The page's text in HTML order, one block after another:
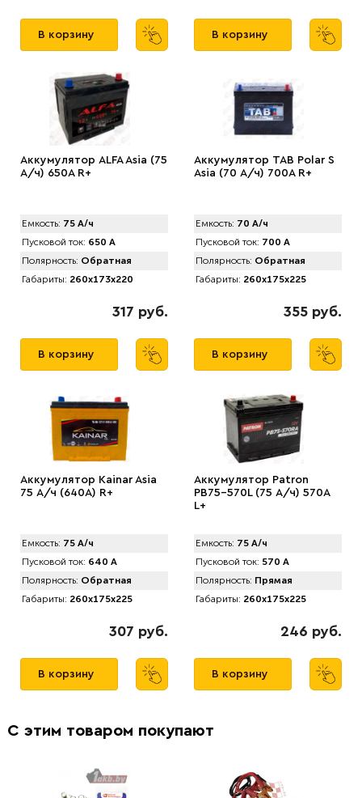
В корзину В корзину
Аккумулятор АLFA Asia (75
А/ч) 650A R+
Емкость: 75 А/ч
Пусковой ток: 650 А
Полярность: Обратная
Габариты: 260x173x220
317 руб.
В корзину
Аккумулятор TAB Polar S
Asia (70 А/ч) 700А R+
Емкость: 70 А/ч
Пусковой ток: 700 А
Полярность: Обратная
Габариты: 260x175x225
355 руб.
В корзину
Аккумулятор Kainar Asia
75 А/ч (640A) R+
Емкость: 75 А/ч
Пусковой ток: 640 А
Полярность: Обратная
Габариты: 260x175x225
307 руб.
В корзину
Аккумулятор Patron
PB75-570L (75 А/ч) 570A
L+
Емкость: 75 А/ч
Пусковой ток: 570 А
Полярность: Прямая
Габариты: 260x175x225
246 руб.
В корзину
С этим товаром покупают